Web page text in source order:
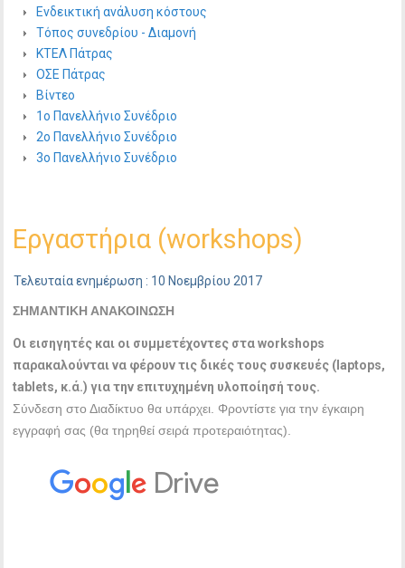
Ενδεικτική ανάλυση κόστους
Τόπος συνεδρίου - Διαμονή
ΚΤΕΛ Πάτρας
ΟΣΕ Πάτρας
Βίντεο
1ο Πανελλήνιο Συνέδριο
2ο Πανελλήνιο Συνέδριο
3ο Πανελλήνιο Συνέδριο
Εργαστήρια (workshops)
Τελευταία ενημέρωση : 10 Νοεμβρίου 2017
ΣΗΜΑΝΤΙΚΗ ΑΝΑΚΟΙΝΩΣΗ
Οι εισηγητές και οι συμμετέχοντες στα workshops
παρακαλούνται να φέρουν τις δικές τους συσκευές (laptops,
tablets, κ.ά.) για την επιτυχημένη υλοποίησή τους.
Σύνδεση στο Διαδίκτυο θα υπάρχει. Φροντίστε για την έγκαιρη
εγγραφή σας (θα τηρηθεί σειρά προτεραιότητας).